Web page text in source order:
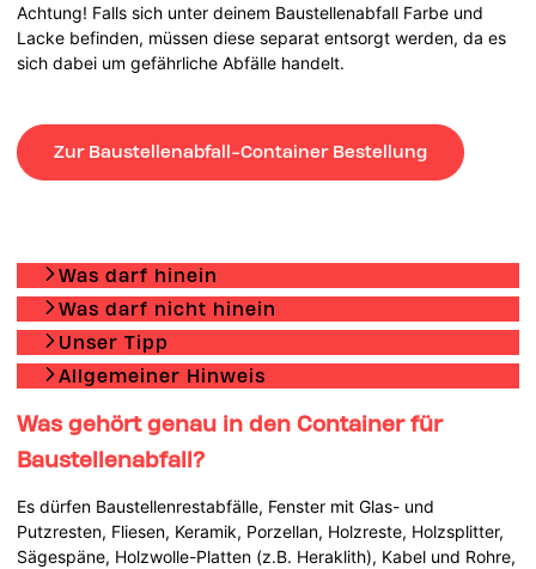
Achtung! Falls sich unter deinem Baustellenabfall Farbe und
Lacke befinden, müssen diese separat entsorgt werden, da es
sich dabei um gefährliche Abfälle handelt.
Zur Baustellenabfall-Container Bestellung
Was darf hinein
Was darf nicht hinein
Unser Tipp
Allgemeiner Hinweis
Was gehört genau in den Container für
Baustellenabfall?
Es dürfen Baustellenrestabfälle, Fenster mit Glas- und
Putzresten, Fliesen, Keramik, Porzellan, Holzreste, Holzsplitter,
Sägespäne, Holzwolle-Platten (z.B. Heraklith), Kabel und Rohre,